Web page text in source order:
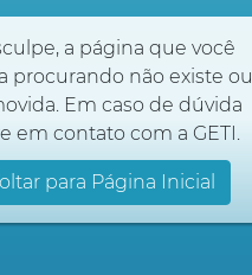
a página que você
procurando não existe ou
Em caso de dúvida
em contato com a GETI.
para Página Inicial